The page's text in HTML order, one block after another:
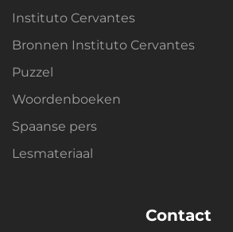
Instituto Cervantes
Bronnen Instituto Cervantes
Puzzel
Woordenboeken
Spaanse pers
Lesmateriaal
Contact